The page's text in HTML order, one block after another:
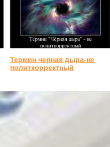
Термин черная дыра-не
политкорректный